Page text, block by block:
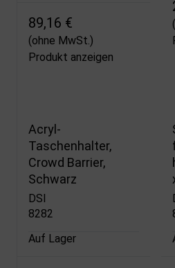
89,16 €
(ohne MwSt.)
Produkt anzeigen
Acryl-
Taschenhalter,
Crowd Barrier,
Schwarz
DSI
8282
Auf Lager